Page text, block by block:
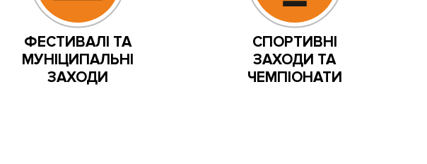
ФЕСТИВАЛІ ТА
МУНІЦИПАЛЬНІ
ЗАХОДИ
СПОРТИВНІ
ЗАХОДИ ТА
ЧЕМПІОНАТИ